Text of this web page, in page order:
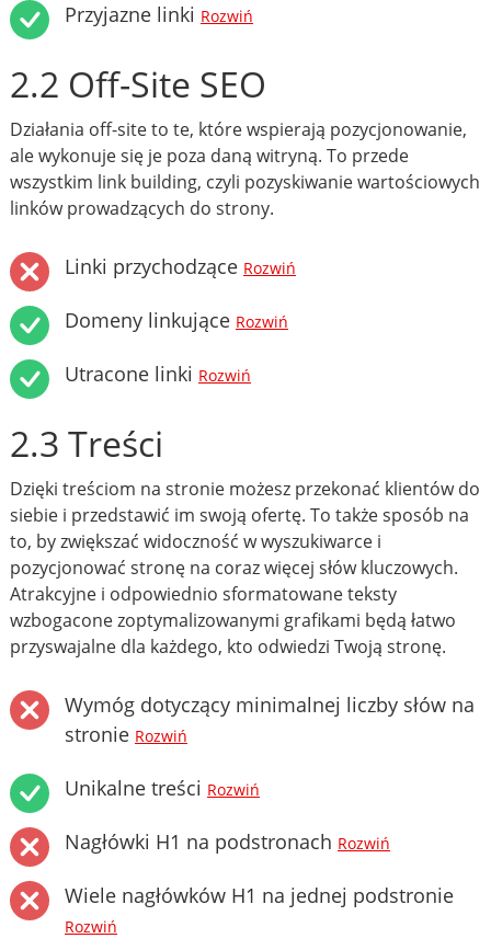
Przyjazne linki Rozwiń
2.2 Off-Site SEO
Działania off-site to te, które wspierają pozycjonowanie,
ale wykonuje się je poza daną witryną. To przede
wszystkim link building, czyli pozyskiwanie wartościowych
linków prowadzących do strony.
Linki przychodzące Rozwiń
Domeny linkujące Rozwiń
Utracone linki Rozwiń
2.3 Treści
Dzięki treściom na stronie możesz przekonać klientów do
siebie i przedstawić im swoją ofertę. To także sposób na
to, by zwiększać widoczność w wyszukiwarce i
pozycjonować stronę na coraz więcej słów kluczowych.
Atrakcyjne i odpowiednio sformatowane teksty
wzbogacone zoptymalizowanymi grafikami będą łatwo
przyswajalne dla każdego, kto odwiedzi Twoją stronę.
Wymóg dotyczący minimalnej liczby słów na
stronie Rozwiń
Unikalne treści Rozwiń
Nagłówki H1 na podstronach Rozwiń
Wiele nagłówków H1 na jednej podstronie
Rozwiń